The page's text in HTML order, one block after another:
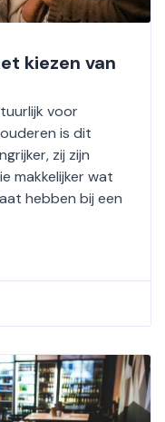
kiezen van
voor
is dit
zij zijn
makkelijker wat
hebben bij een